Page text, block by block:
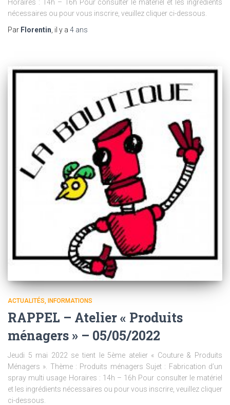
Horaires : 14h – 16h Pour consulter le matériel et les ingrédients
nécessaires ou pour vous inscrire, veuillez cliquer ci-dessous.
Par Florentin , il y a 4 ans
ACTUALITÉS INFORMATIONS
RAPPEL – Atelier « Produits
ménagers » – 05/05/2022
Jeudi 5 mai 2022 se tient le 5ème atelier « Couture & Produits
Ménagers ». Thème : Produits ménagers Sujet : Fabrication d’un
spray multi usage Horaires : 14h – 16h Pour consulter le matériel
et les ingrédients nécessaires ou pour vous inscrire, veuillez cliquer
ci-dessous.